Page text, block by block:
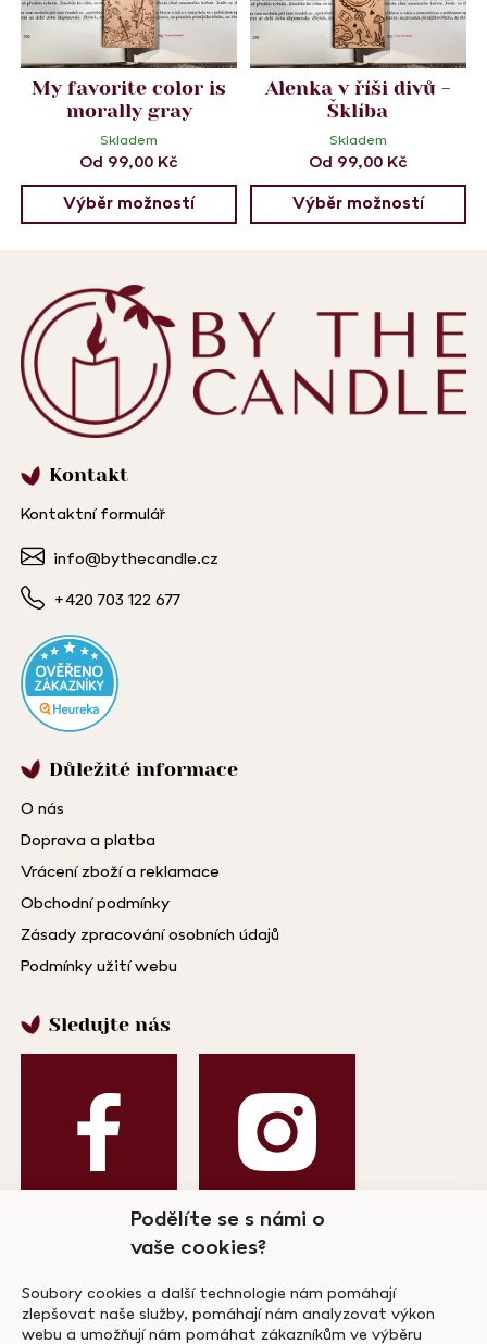
Podělíte se s námi o
vaše cookies?
Soubory cookies a další technologie nám pomáhají
zlepšovat naše služby, pomáhají nám analyzovat výkon
webu a umožňují nám pomáhat zákazníkům ve výběru
My favorite color is
morally gray
Skladem
Od 99,00 Kč
Výběr možností
Alenka v říši divů -
Šklíba
Skladem
Od 99,00 Kč
Výběr možností
Kontakt
Kontaktní formulář
info@bythecandle.cz
+420 703 122 677
Důležité informace
O nás
Doprava a platba
Vrácení zboží a reklamace
Obchodní podmínky
Zásady zpracování osobních údajů
Podmínky užití webu
Sledujte nás